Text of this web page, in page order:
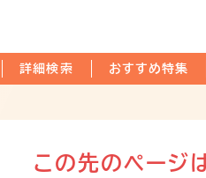
詳細検索 おすすめ特集
この先のページ